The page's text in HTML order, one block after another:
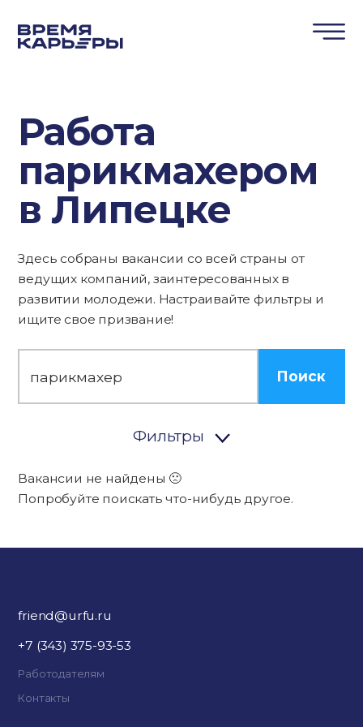
Работа
парикмахером
в Липецке
Здесь собраны вакансии со всей страны от
ведущих компаний, заинтересованных в
развитии молодежи. Настраивайте фильтры и
ищите свое призвание!
Поиск
Фильтры
Вакансии не найдены 🙁
Попробуйте поискать что-нибудь другое.
friend@urfu.ru
+7 (343) 375-93-53
Работодателям
Контакты